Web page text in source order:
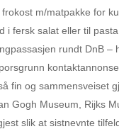
m/matpakke for
i fersk salat eller til
rundt DnB
fin og sammensveiset
Gogh Museum, Rijks
slik at sistnevnte